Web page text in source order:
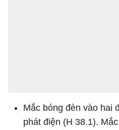
Mắc bóng đèn vào hai
phát điện (H 38.1).